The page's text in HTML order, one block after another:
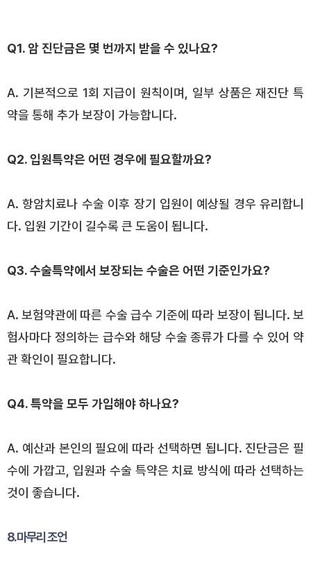
Q1. 암 진단금은 몇 번까지 받을 수 있나요?
A. 기본적으로 1회 지급이 원칙이며, 일부 상품은 재진단 특
약을 통해 추가 보장이 가능합니다.
Q2. 입원특약은 어떤 경우에 필요할까요?
A. 항암치료나 수술 이후 장기 입원이 예상될 경우 유리합니
다. 입원 기간이 길수록 큰 도움이 됩니다.
Q3. 수술특약에서 보장되는 수술은 어떤 기준인가요?
A. 보험약관에 따른 수술 급수 기준에 따라 보장이 됩니다. 보
험사마다 정의하는 급수와 해당 수술 종류가 다를 수 있어 약
관 확인이 필요합니다.
Q4. 특약을 모두 가입해야 하나요?
A. 예산과 본인의 필요에 따라 선택하면 됩니다. 진단금은 필
수에 가깝고, 입원과 수술 특약은 치료 방식에 따라 선택하는
것이 좋습니다.
8. 마무리 조언